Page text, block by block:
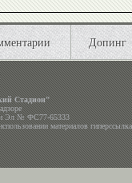
Допинг
Стадион"
Эл № ФС77-65333
материалов